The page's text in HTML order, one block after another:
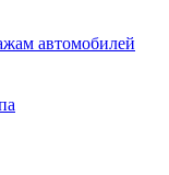
автомобилей